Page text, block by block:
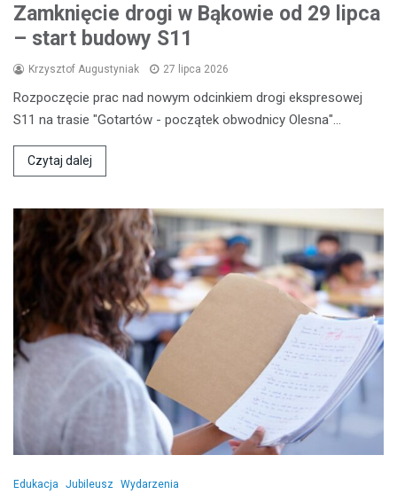
Zamknięcie drogi w Bąkowie od 29 lipca
– start budowy S11
Krzysztof Augustyniak 27 lipca 2026
Rozpoczęcie prac nad nowym odcinkiem drogi ekspresowej
S11 na trasie "Gotartów - początek obwodnicy Olesna"…
Czytaj dalej
Edukacja Jubileusz Wydarzenia